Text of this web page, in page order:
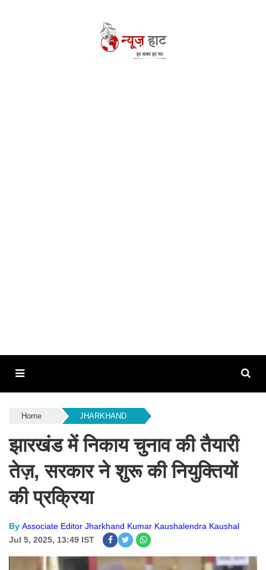
Home JHARKHAND
झारखंड में निकाय चुनाव की तैयारी
तेज़, सरकार ने शुरू की नियुक्तियों
की प्रक्रिया
By Associate Editor Jharkhand Kumar Kaushalendra Kaushal
Jul 5, 2025, 13:49 IST